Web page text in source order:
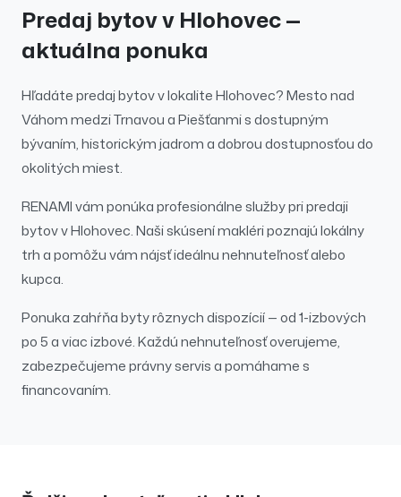
Predaj bytovv Hlohovec—
aktuálna ponuka
Hľadátepredajbytovv lokaliteHlohovec?Mesto nad
Váhom medzi Trnavou a Piešťanmi s dostupným
bývaním, historickým jadrom a dobrou dostupnosťou do
okolitých miest.
RENAMI vám ponúka profesionálne služby pripredaji
bytovvHlohovec. Naši skúsení makléri poznajú lokálny
trh a pomôžu vám nájsť ideálnu nehnuteľnosť alebo
kupca.
Ponuka zahŕňa byty rôznych dispozícií — od 1-izbových
po 5 a viac izbové.Každú nehnuteľnosť overujeme,
zabezpečujeme právny servis a pomáhame s
financovaním.